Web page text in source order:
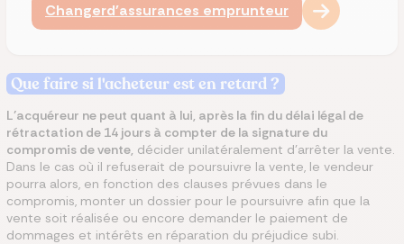
Changerd'assurances emprunteur
Que faire si l'acheteur est en retard ?
L’acquéreur ne peut quant à lui, après la fin du délai légal de
rétractation de 14 jours à compter de la signature du
compromis de vente, décider unilatéralement d’arrêter la vente.
Dans le cas où il refuserait de poursuivre la vente, le vendeur
pourra alors, en fonction des clauses prévues dans le
compromis, monter un dossier pour le poursuivre afin que la
vente soit réalisée ou encore demander le paiement de
dommages et intérêts en réparation du préjudice subi.